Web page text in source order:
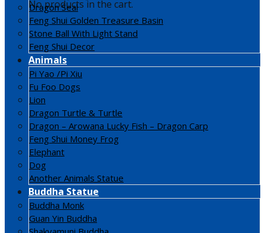
No products in the cart.
Dragon Seal
Feng Shui Golden Treasure Basin
Stone Ball With Light Stand
Feng Shui Decor
Animals
Pi Yao /Pi Xiu
Fu Foo Dogs
Lion
Dragon Turtle & Turtle
Dragon – Arowana Lucky Fish – Dragon Carp
Feng Shui Money Frog
Elephant
Dog
Another Animals Statue
Buddha Statue
Buddha Monk
Guan Yin Buddha